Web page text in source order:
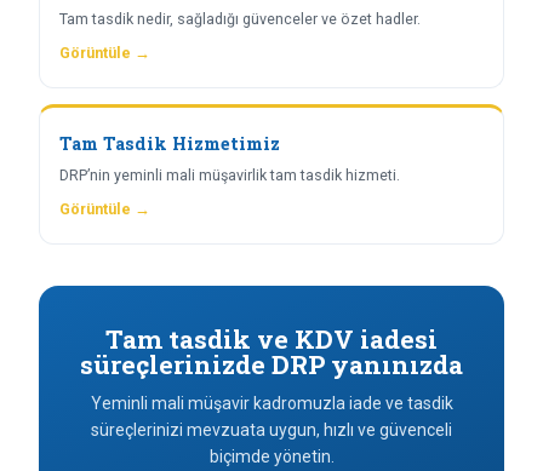
Tam tasdik nedir, sağladığı güvenceler ve özet hadler.
Görüntüle →
Tam Tasdik Hizmetimiz
DRP’nin yeminli mali müşavirlik tam tasdik hizmeti.
Görüntüle →
Tam tasdik ve KDV iadesi
süreçlerinizde DRP yanınızda
Yeminli mali müşavir kadromuzla iade ve tasdik
süreçlerinizi mevzuata uygun, hızlı ve güvenceli
biçimde yönetin.